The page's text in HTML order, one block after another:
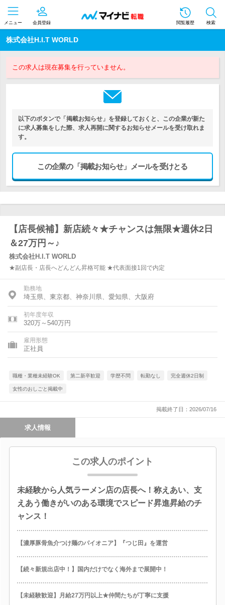
メニュー 会員登録 閲覧履歴 検索
株式会社H.I.T WORLD
この求人は現在募集を行っていません。
以下のボタンで「掲載お知らせ」を登録しておくと、この企業が新た
に求人募集をした際、求人再開に関するお知らせメールを受け取れま
す。
この企業の「掲載お知らせ」メールを受けとる
【店長候補】新店続々★チャンスは無限★週休2日
＆27万円～♪
株式会社H.I.T WORLD
★副店長・店長へどんどん昇格可能 ★代表面接1回で内定
勤務地
埼玉県、東京都、神奈川県、愛知県、大阪府
初年度年収
320万～540万円
雇用形態
正社員
職種・業種未経験OK 第二新卒歓迎 学歴不問 転勤なし 完全週休2日制
女性のおしごと掲載中
掲載終了日：2026/07/16
求人情報
この求人のポイント
未経験から人気ラーメン店の店長へ！称えあい、支
えあう働きがいのある環境でスピード昇進昇給のチ
ャンス！
【濃厚豚骨魚介つけ麺のパイオニア】『つじ田』を運営
【続々新規出店中！】国内だけでなく海外まで展開中！
【未経験歓迎】月給27万円以上★仲間たちが丁寧に支援